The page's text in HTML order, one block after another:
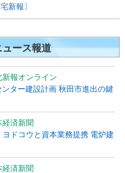
新報〕
ース報道
新報オンライン
ター建設計画 秋田市進出の鍵
経済新聞
ドコウと資本業務提携 電炉建
経済新聞